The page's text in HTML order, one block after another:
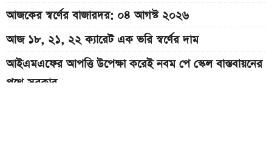
আজকের স্বর্ণের বাজারদর: ০৪ আগস্ট ২০২৬
আজ ১৮, ২১, ২২ ক্যারেট এক ভরি স্বর্ণের দাম
আইএমএফের আপত্তি উপেক্ষা করেই নবম পে স্কেল বাস্তবায়নের
পথে সরকার